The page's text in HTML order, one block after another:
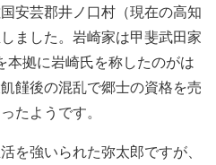
安芸郡井ノ口村（現在の高知
ました。岩崎家は甲斐武田家
本拠に岩崎氏を称したのがは
饉後の混乱で郷士の資格を売
たようです。
を強いられた弥太郎ですが、